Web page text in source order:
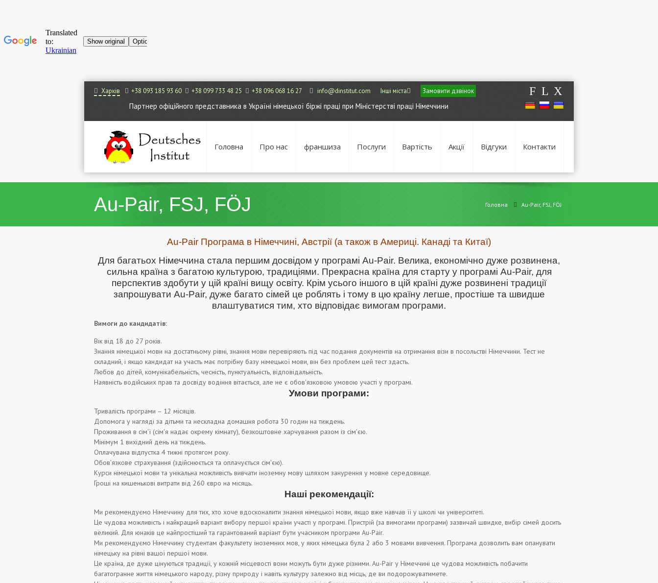
F L X
Харків +38 093 185 93 60 +38 099 733 48 25 +38 096 068 16 27 info@dinstitut.com Інші міста Замовити дзвінок
Партнер офіційного представника в Україні німецької біржі праці при Міністерстві праці Німеччини
Головна Про нас франшиза Послуги Вартість Акції Відгуки Контакти
Au-Pair, FSJ, FÖJ Головна Au-Pair, FSJ, FÖJ
Au-Pair Програма в Німеччині, Австрії (а також в Америці. Канаді та Китаї)
Для багатьох Німеччина стала першим досвідом у програмі Au-Pair. Велика, економічно дуже розвинена,
сильна країна з багатою культурою, традиціями. Прекрасна країна для старту у програмі Au-Pair, для
перспектив здобути у цій країні вищу освіту. Крім усього іншого в цій країні дуже розвинені традиції
запрошувати Au-Pair, дуже багато сімей це роблять і тому в цю країну легше, простіше та швидше
влаштуватися тим, хто відповідає вимогам програми.
Вимоги до кандидатів:
Вік від 18 до 27 років.
Знання німецької мови на достатньому рівні, знання мови перевіряють під час подання документів на отримання візи в посольстві Німеччини. Тест не
складний, і якщо кандидат на участь має потрібну базу німецької мови, він без проблем цей тест здасть.
Любов до дітей, комунікабельність, чесність, пунктуальність, відповідальність.
Наявність водійських прав та досвіду водіння вітається, але не є обов'язковою умовою участі у програмі.
Умови програми:
Тривалість програми – 12 місяців.
Допомога у нагляді за дітьми та нескладна домашня робота 30 годин на тиждень.
Проживання в сім'ї (сім'я надає окрему кімнату), безкоштовне харчування разом із сім'єю.
Мінімум 1 вихідний день на тиждень.
Оплачувана відпустка 4 тижні протягом року.
Обов'язкове страхування (здійснюється та оплачується сім'єю).
Курси німецької мови та унікальна можливість вивчати іноземну мову шляхом занурення у мовне середовище.
Гроші на кишенькові витрати від 260 євро на місяць.
Наші рекомендації:
Ми рекомендуємо Німеччину для тих, хто хоче вдосконалити знання німецької мови, якщо вже навчав її у школі чи університеті.
Це чудова можливість і найкращий варіант вибору першої країни участі у програмі. Пристрій (за вимогами програми) зазвичай швидке, вибір сімей досить
великий. Для юнаків це найпростіший та гарантований варіант бути учасником програми Au-Pair.
Ми рекомендуємо Німеччину студентам факультету іноземних мов, у яких німецька була 2 або 3 мовами вивчення. Програма дозволить вам опанувати
німецьку на рівні вашої першої мови.
Це країна, де дуже цінуються традиції, у кожній місцевості вони можуть бути дуже різними. Au-Pair у Німеччині це чудова можливість побачити
багатогранне життя німецького народу, різну природу і навіть культуру залежно від місць, де ви подорожуватимете.